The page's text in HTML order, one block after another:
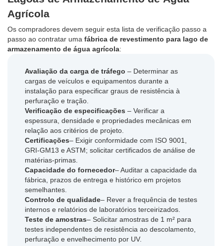
Agrícola
Os compradores devem seguir esta lista de verificação passo a
passo ao contratar uma fábrica de revestimento para lago de
armazenamento de água agrícola:
Avaliação da carga de tráfego – Determinar as
cargas de veículos e equipamentos durante a
instalação para especificar graus de resistência à
perfuração e tração.
Verificação de especificações – Verificar a
espessura, densidade e propriedades mecânicas em
relação aos critérios de projeto.
Certificações– Exigir conformidade com ISO 9001,
GRI-GM13 e ASTM; solicitar certificados de análise de
matérias-primas.
Capacidade do fornecedor– Auditar a capacidade da
fábrica, prazos de entrega e histórico em projetos
semelhantes.
Controlo de qualidade– Rever a frequência de testes
internos e relatórios de laboratórios terceirizados.
Teste de amostras– Solicitar amostras de 1 m² para
testes independentes de resistência ao descolamento,
perfuração e envelhecimento por UV.